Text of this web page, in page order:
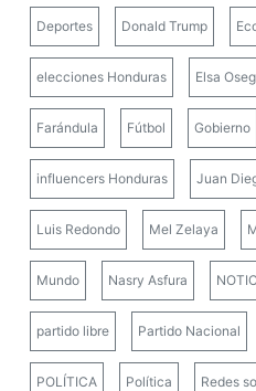
Deportes Donald Trump
elecciones Honduras Elsa
Farándula Fútbol Gobierno
influencers Honduras Juan
Luis Redondo Mel Zelaya
Mundo Nasry Asfura
partido libre Partido Nacional
POLÍTICA Política Redes